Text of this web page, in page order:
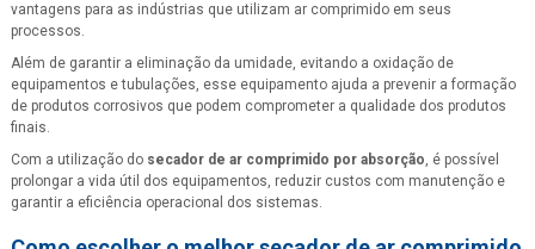
vantagens para as indústrias que utilizam ar comprimido em seus
processos.
Além de garantir a eliminação da umidade, evitando a oxidação de
equipamentos e tubulações, esse equipamento ajuda a prevenir a formação
de produtos corrosivos que podem comprometer a qualidade dos produtos
finais.
Com a utilização do secador de ar comprimido por absorção, é possível
prolongar a vida útil dos equipamentos, reduzir custos com manutenção e
garantir a eficiência operacional dos sistemas.